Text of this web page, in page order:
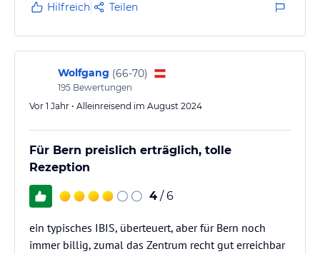
Hilfreich Teilen
Wolfgang (66-70)
195 Bewertungen
Vor 1 Jahr • Alleinreisend im August 2024
Für Bern preislich erträglich, tolle
Rezeption
4 / 6
ein typisches IBIS, überteuert, aber für Bern noch
immer billig, zumal das Zentrum recht gut erreichbar